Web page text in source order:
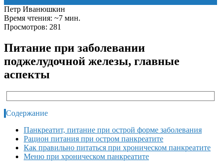
Петр Иванюшкин
Время чтения: ~7 мин.
Просмотров: 281
Питание при заболевании
поджелудочной железы, главные
аспекты
Содержание
Панкреатит, питание при острой форме заболевания
Рацион питания при остром панкреатите
Как правильно питаться при хроническом панкреатите
Меню при хроническом панкреатите